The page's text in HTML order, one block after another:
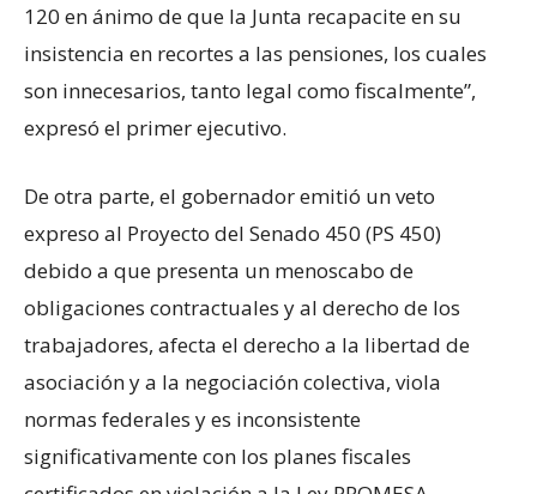
120 en ánimo de que la Junta recapacite en su
insistencia en recortes a las pensiones, los cuales
son innecesarios, tanto legal como fiscalmente”,
expresó el primer ejecutivo.
De otra parte, el gobernador emitió un veto
expreso al Proyecto del Senado 450 (PS 450)
debido a que presenta un menoscabo de
obligaciones contractuales y al derecho de los
trabajadores, afecta el derecho a la libertad de
asociación y a la negociación colectiva, viola
normas federales y es inconsistente
significativamente con los planes fiscales